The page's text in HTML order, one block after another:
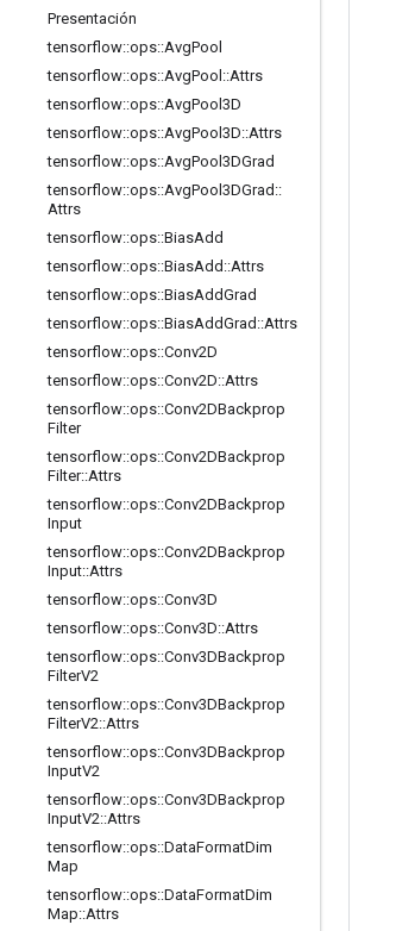
Presentación
tensorflow::ops::AvgPool
tensorflow::ops::AvgPool ::Attrs
tensorflow::ops::AvgPool3D
tensorflow::ops::AvgPool3D::Attrs
tensorflow::ops::AvgPool3DGrad
tensorflow::ops::AvgPool3DGrad ::
Attrs
tensorflow::ops::BiasAdd
tensorflow::ops::BiasAdd ::Attrs
tensorflow::ops::BiasAddGrad
tensorflow::ops::BiasAddGrad ::Attrs
tensorflow::ops::Conv2D
tensorflow::ops::Conv2D::Attrs
tensorflow::ops::Conv2DBackprop
Filter
tensorflow::ops::Conv2DBackprop
Filter::Attrs
tensorflow::ops::Conv2DBackprop
Input
tensorflow::ops::Conv2DBackprop
Input::Attrs
tensorflow::ops::Conv3D
tensorflow::ops::Conv3D::Attrs
tensorflow::ops::Conv3DBackprop
FilterV2
tensorflow::ops::Conv3DBackprop
FilterV2::Attrs
tensorflow::ops::Conv3DBackprop
InputV2
tensorflow::ops::Conv3DBackprop
InputV2::Attrs
tensorflow::ops::DataFormatDim
Map
tensorflow::ops::DataFormatDim
Map::Attrs